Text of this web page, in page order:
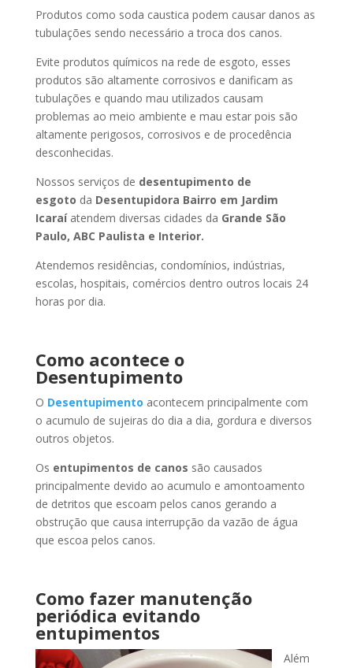
Produtos como soda caustica podem causar danos as
tubulações sendo necessário a troca dos canos.
Evite produtos químicos na rede de esgoto, esses
produtos são altamente corrosivos e danificam as
tubulações e quando mau utilizados causam
problemas ao meio ambiente e mau estar pois são
altamente perigosos, corrosivos e de procedência
desconhecidas.
Nossos serviços de desentupimento de
esgoto da Desentupidora Bairro em Jardim
Icaraí atendem diversas cidades da Grande São
Paulo, ABC Paulista e Interior.
Atendemos residências, condomínios, indústrias,
escolas, hospitais, comércios dentro outros locais 24
horas por dia.
Como acontece o
Desentupimento
O Desentupimento acontecem principalmente com
o acumulo de sujeiras do dia a dia, gordura e diversos
outros objetos.
Os entupimentos de canos são causados
principalmente devido ao acumulo e amontoamento
de detritos que escoam pelos canos gerando a
obstrução que causa interrupção da vazão de água
que escoa pelos canos.
Como fazer manutenção
periódica evitando
entupimentos
Além